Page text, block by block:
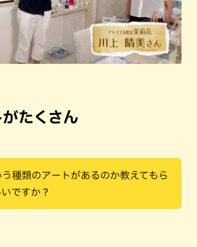
たくさん
う種類のアートがあるのか教えてもら
ですか？